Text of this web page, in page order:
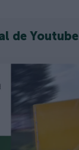
de Youtube